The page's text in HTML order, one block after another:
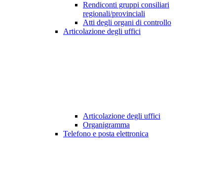
Rendiconti gruppi consiliari
regionali/provinciali
Atti degli organi di controllo
Articolazione degli uffici
Articolazione degli uffici
Organigramma
Telefono e posta elettronica